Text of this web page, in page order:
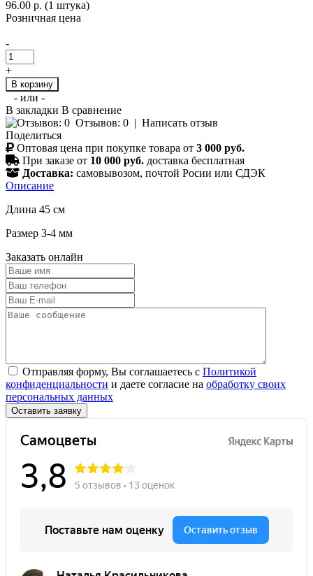
96.00 р. (1 штука)
Розничная цена
-
+
В корзину
- или -
В закладки В сравнение
Отзывов: 0 | Написать отзыв
Поделиться
Оптовая цена при покупке товара от 3 000 руб.
При заказе от 10 000 руб. доставка бесплатная
Доставка: самовывозом, почтой Росии или СДЭК
Описание
Длина 45 см
Размер 3-4 мм
Заказать онлайн
Отправляя форму, Вы соглашаетесь с Политикой
конфиденциальности и даете согласие на обработку своих
персональных данных